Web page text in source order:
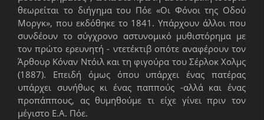
θεωρείται το διήγημα του Πόε «Οι Φόνοι της Οδού
Μοργκ», που εκδόθηκε το 1841. Υπάρχουν άλλοι που
συνδέουν το σύγχρονο αστυνομικό μυθιστόρημα με
τον πρώτο ερευνητή - ντετέκτιβ οπότε αναφέρουν τον
Άρθουρ Κόναν Ντόιλ και τη φιγούρα του Σέρλοκ Χολμς
(1887). Επειδή όμως όπου υπάρχει ένας πατέρας
υπάρχει συνήθως κι ένας παππούς -αλλά και ένας
προπάππους, ας θυμηθούμε τι είχε γίνει πριν τον
μέγιστο Ε.Α. Πόε.